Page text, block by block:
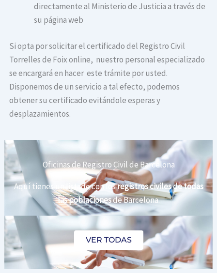
directamente al Ministerio de Justicia a través de
su página web
Si opta por solicitar el certificado del Registro Civil
Torrelles de Foix online, nuestro personal especializado
se encargará en hacer este trámite por usted.
Disponemos de un servicio a tal efecto, podemos
obtener su certificado evitándole esperas y
desplazamientos.
Oficinas de Registro Civil de Barcelona
Aquí tienes un listado con losregistros civiles de todas
las poblacionesde Barcelona.
VER TODAS